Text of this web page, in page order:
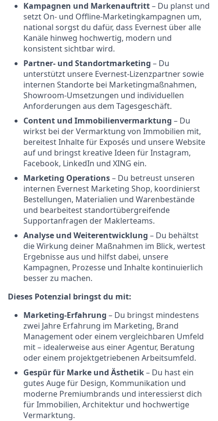
Kampagnen und Markenauftritt– Du planst und
setzt On- und Offline-Marketingkampagnen um,
national sorgst du dafür, dass Evernest über alle
Kanäle hinweg hochwertig, modern und
konsistent sichtbar wird.
Partner- und Standortmarketing – Du
unterstützt unsere Evernest-Lizenzpartner sowie
internen Standorte bei Marketingmaßnahmen,
Showroom-Umsetzungen und individuellen
Anforderungen aus dem Tagesgeschäft.
Content und Immobilienvermarktung – Du
wirkst bei der Vermarktung von Immobilien mit,
bereitest Inhalte für Exposés und unsere Website
auf und bringst kreative Ideen für Instagram,
Facebook, LinkedIn und XING ein.
Marketing Operations– Du betreust unseren
internen Evernest Marketing Shop, koordinierst
Bestellungen, Materialien und Warenbestände
und bearbeitest standortübergreifende
Supportanfragen der Maklerteams.
Analyse und Weiterentwicklung – Du behältst
die Wirkung deiner Maßnahmen im Blick, wertest
Ergebnisse aus und hilfst dabei, unsere
Kampagnen, Prozesse und Inhalte kontinuierlich
besser zu machen.
Dieses Potenzial bringst du mit:
Marketing-Erfahrung – Du bringst mindestens
zwei Jahre Erfahrung im Marketing, Brand
Management oder einem vergleichbaren Umfeld
mit – idealerweise aus einer Agentur, Beratung
oder einem projektgetriebenen Arbeitsumfeld.
Gespür für Marke und Ästhetik– Du hast ein
gutes Auge für Design, Kommunikation und
moderne Premiumbrands und interessierst dich
für Immobilien, Architektur und hochwertige
Vermarktung.